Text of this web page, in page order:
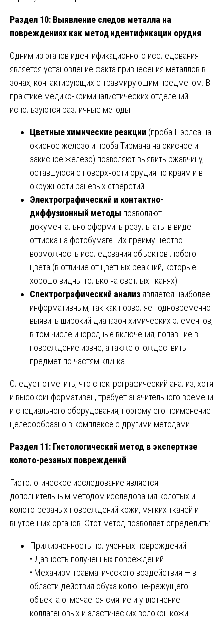
Раздел 10: Выявление следов металла на
повреждениях как метод идентификации орудия
Одним из этапов идентификационного исследования
является установление факта привнесения металлов в
зонах, контактирующих с травмирующим предметом. В
практике медико-криминалистических отделений
используются различные методы:
Цветные химические реакции (проба Пэрлса на
окисное железо и проба Тирмана на окисное и
закисное железо) позволяют выявить ржавчину,
оставшуюся с поверхности орудия по краям и в
окружности раневых отверстий.
Электрографический и контактно-
диффузионный методы позволяют
документально оформить результаты в виде
оттиска на фотобумаге. Их преимущество —
возможность исследования объектов любого
цвета (в отличие от цветных реакций, которые
хорошо видны только на светлых тканях).
Спектрографический анализ является наиболее
информативным, так как позволяет одновременно
выявить широкий диапазон химических элементов,
в том числе инородные включения, попавшие в
повреждение извне, а также отождествить
предмет по частям клинка.
Следует отметить, что спектрографический анализ, хотя
и высокоинформативен, требует значительного времени
и специального оборудования, поэтому его применение
целесообразно в комплексе с другими методами.
Раздел 11: Гистологический метод в экспертизе
колото-резаных повреждений
Гистологическое исследование является
дополнительным методом исследования колотых и
колото-резаных повреждений кожи, мягких тканей и
внутренних органов. Этот метод позволяет определить:
Прижизненность полученных повреждений.
• Давность полученных повреждений.
• Механизм травматического воздействия — в
области действия обуха колюще-режущего
объекта отмечается смятие и уплотнение
коллагеновых и эластических волокон кожи.